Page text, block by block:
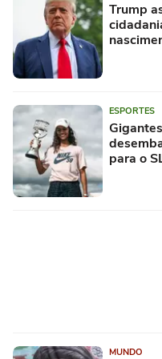
Trump
ESPORTES
para o
MUNDO